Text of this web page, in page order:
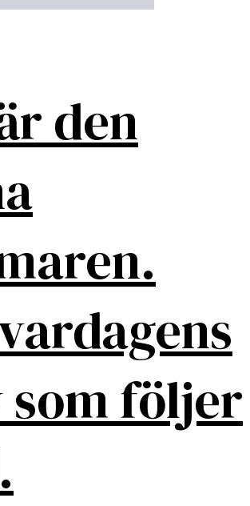
den
som följer